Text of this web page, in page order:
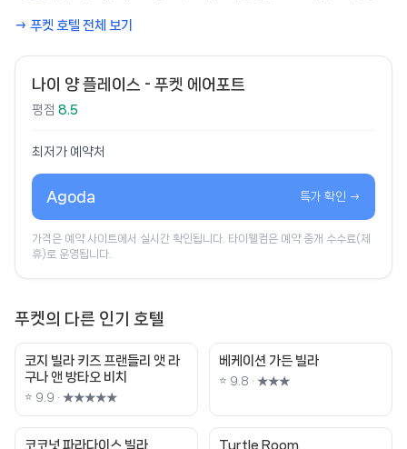
→ 푸켓 호텔 전체 보기
나이 양 플레이스 - 푸켓 에어포트
평점 8.5
최저가 예약처
Agoda 특가 확인 →
가격은 예약 사이트에서 실시간 확인됩니다. 타이웰컴은 예약 중개 수수료(제
휴)로 운영됩니다.
푸켓의 다른 인기 호텔
코지 빌라 키즈 프랜들리 앳 라
구나 앤 방타오 비치
⭐ 9.9 · ★★★★★
베케이션 가든 빌라
⭐ 9.8 · ★★★
코코넛 파라다이스 빌라 Turtle Room